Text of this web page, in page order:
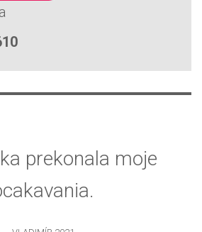
prekonala moje